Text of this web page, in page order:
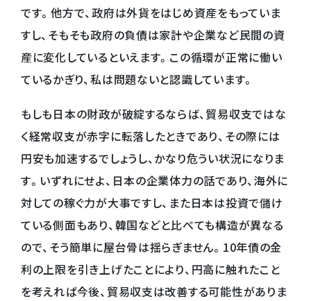
です。他方で、政府は外貨をはじめ資産をもっていま
すし、そもそも政府の負債は家計や企業など民間の資
産に変化しているといえます。この循環が正常に働い
ているかぎり、私は問題ないと認識しています。
もしも日本の財政が破綻するならば、貿易収支ではな
く経常収支が赤字に転落したときであり、その際には
円安も加速するでしょうし、かなり危うい状況になりま
す。いずれにせよ、日本の企業体力の話であり、海外に
対しての稼ぐ力が大事ですし、また日本は投資で儲け
ている側面もあり、韓国などと比べても構造が異なる
ので、そう簡単に屋台骨は揺らぎません。10年債の金
利の上限を引き上げたことにより、円高に触れたこと
を考えれば今後、貿易収支は改善する可能性がありま